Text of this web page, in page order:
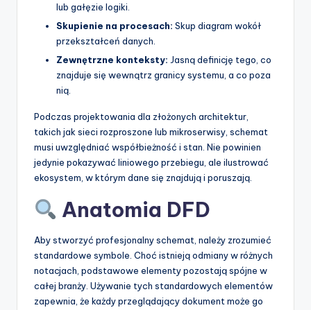
lub gałęzie logiki.
Skupienie na procesach: Skup diagram wokół
przekształceń danych.
Zewnętrzne konteksty: Jasną definicję tego, co
znajduje się wewnątrz granicy systemu, a co poza
nią.
Podczas projektowania dla złożonych architektur,
takich jak sieci rozproszone lub mikroserwisy, schemat
musi uwzględniać współbieżność i stan. Nie powinien
jedynie pokazywać liniowego przebiegu, ale ilustrować
ekosystem, w którym dane się znajdują i poruszają.
Anatomia DFD
Aby stworzyć profesjonalny schemat, należy zrozumieć
standardowe symbole. Choć istnieją odmiany w różnych
notacjach, podstawowe elementy pozostają spójne w
całej branży. Używanie tych standardowych elementów
zapewnia, że każdy przeglądający dokument może go